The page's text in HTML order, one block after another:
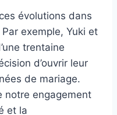
évolutions dans
exemple, Yuki et
trentaine
d’ouvrir leur
de mariage.
notre engagement
et la